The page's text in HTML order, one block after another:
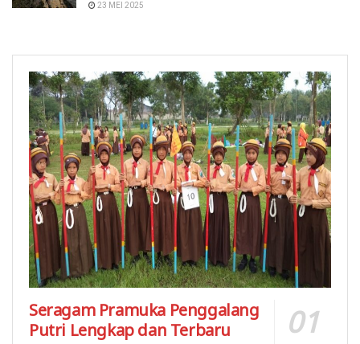
23 MEI 2025
Seragam Pramuka Penggalang
Putri Lengkap dan Terbaru